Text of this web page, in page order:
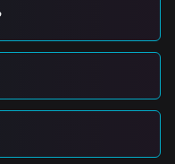
以下交易策略供参考：
反弹迹象（如看涨吞没
口，市场可能进入更深
区域。